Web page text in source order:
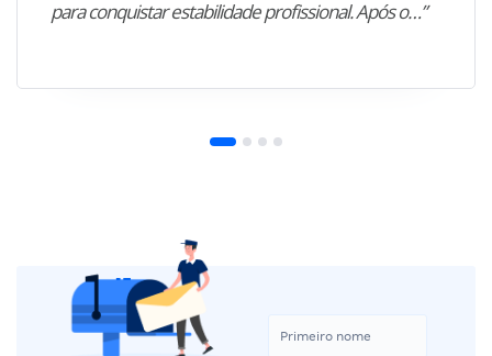
para conquistar estabilidade profissional. Após o…”